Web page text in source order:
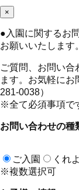
×
● 入園に関するお
お願いいたします。
ご質問、お問い合
ます。お気軽に
281-0038）
※全て必須事項で
お問い合わせの種
ご入園 くれ
※複数選択可